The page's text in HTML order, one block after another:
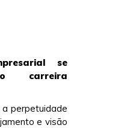
se
carreira
perpetuidade
e visão